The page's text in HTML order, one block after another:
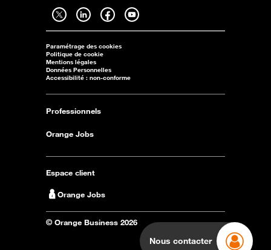
Nous contacter
Suivez-nous sur twitter - ouverture dans un nouvel onglet Suivez-nous sur linkedin - ouverture dans un nouvel onglet Suivez-nous sur facebook - ouverture dans un nouvel onglet Suivez-nous sur youtube - ouverture dans un nouvel onglet
Paramétrage des cookies
Politique de cookie
Mentions légales
Données Personnelles
Accessibilité : non-conforme
Professionnels
Orange Jobs
Espace client
Orange Jobs
© Orange Business 2026